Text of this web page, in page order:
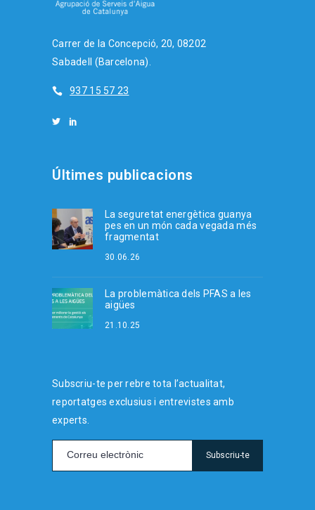
Carrer de la Concepció, 20, 08202
Sabadell (Barcelona).
937 15 57 23
Últimes publicacions
La seguretat energètica guanya
pes en un món cada vegada més
fragmentat
30.06.26
La problemàtica dels PFAS a les
aigües
21.10.25
Subscriu-te per rebre tota l’actualitat,
reportatges exclusius i entrevistes amb
experts.